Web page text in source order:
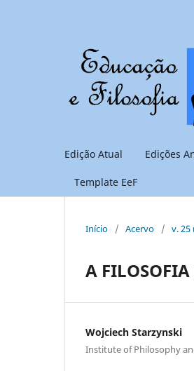
Edição Atual Edições
Template EeF
Início / Acervo / v. 25
A FILOSOFIA
Wojciech Starzynski
Institute of Philosophy